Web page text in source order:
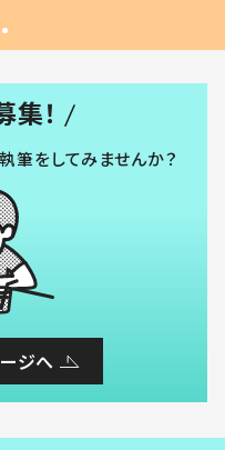
！
筆をしてみませんか？
ジへ